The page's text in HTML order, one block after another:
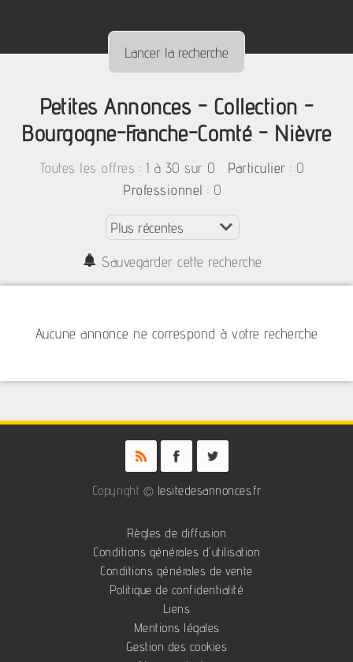
Petites Annonces - Collection -
Bourgogne-Franche-Comté - Nièvre
Toutes les offres : 1 à 30 sur 0 Particulier : 0
Professionnel : 0
Sauvegarder cette recherche
Aucune annonce ne correspond à votre recherche
Copyright © lesitedesannonces.fr
Règles de diffusion
Conditions générales d'utilisation
Conditions générales de vente
Politique de confidentialité
Liens
Mentions légales
Gestion des cookies